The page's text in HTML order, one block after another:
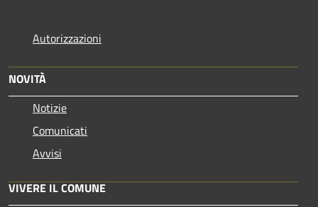
Autorizzazioni
NOVITÀ
Notizie
Comunicati
Avvisi
VIVERE IL COMUNE